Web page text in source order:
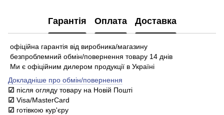
Гарантія Оплата Доставка
офіційна гарантія від виробника/магазину
безпроблемний обмін/повернення товару 14 днів
Ми є офіційним дилером продукції в Україні
Докладніше про обмін/повернення
☑ після огляду товару на Новій Пошті
☑ Visa/MasterCard
☑ готівкою кур'єру